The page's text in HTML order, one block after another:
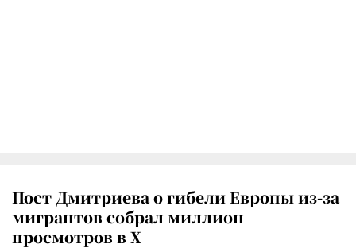
Пост Дмитриева о гибели Европы из-за
мигрантов собрал миллион
просмотров в X